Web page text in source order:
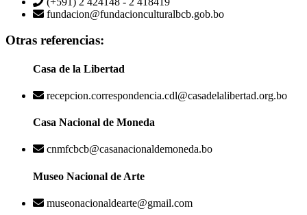
fundacion@fundacionculturalbcb.gob.bo
Otras referencias:
Casa de la Libertad
recepcion.correspondencia.cdl@casadelalibertad.org.bo
Casa Nacional de Moneda
cnmfcbcb@casanacionaldemoneda.bo
Museo Nacional de Arte
museonacionaldearte@gmail.com